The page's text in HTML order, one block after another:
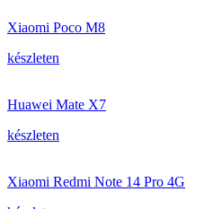
Xiaomi Poco M8
készleten
Huawei Mate X7
készleten
Xiaomi Redmi Note 14 Pro 4G